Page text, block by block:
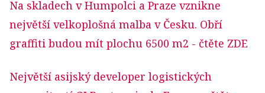
Na skladech v Humpolci a Praze vznikne
největší velkoplošná malba v Česku. Obří
graffiti budou mít plochu 6500 m2 - čtěte ZDE
Největší asijský developer logistických